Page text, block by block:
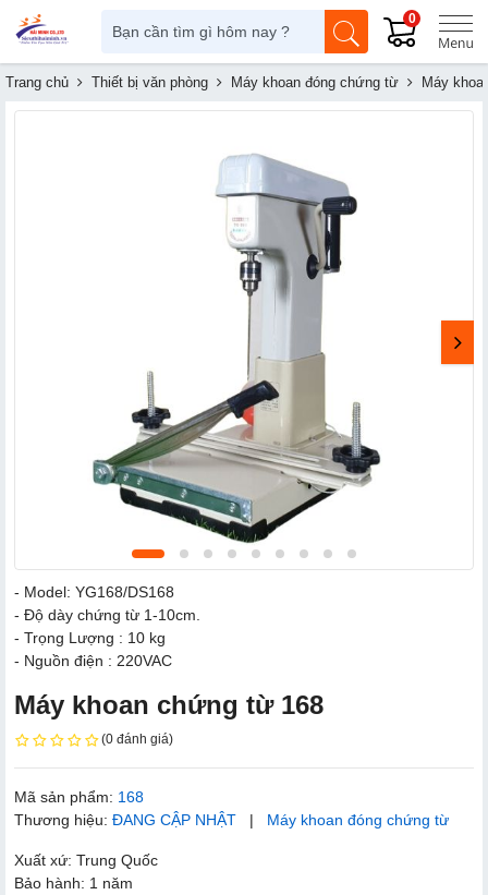
0
Trang chủ Thiết bị văn phòng Máy khoan đóng chứng từ Máy
- Model: YG168/DS168
- Độ dày chứng từ 1-10cm.
- Trọng Lượng : 10 kg
- Nguồn điện : 220VAC
Máy khoan chứng từ 168
(0 đánh giá)
Mã sản phẩm: 168
Thương hiệu: ĐANG CẬP NHẬT | Máy khoan đóng chứng từ
Xuất xứ: Trung Quốc
Bảo hành: 1 năm